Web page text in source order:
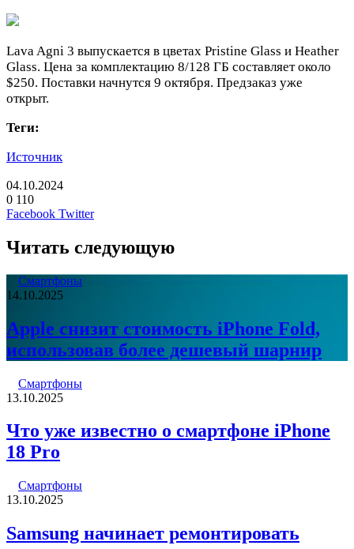
Lava Agni 3 выпускается в цветах Pristine Glass и Heather
Glass. Цена за комплектацию 8/128 ГБ составляет около
$250. Поставки начнутся 9 октября. Предзаказ уже
открыт.
Теги:
Источник
04.10.2024
0 110
Facebook TwitterLinkedIn
Pinterest
Вконтакте
Одноклассники
Skype
WhatsApp
Telegram
Viber
Читать следующую
Смартфоны
14.10.2025
Apple снизит стоимость iPhone Fold,
использовав более дешевый шарнир
Смартфоны
13.10.2025
Что уже известно о смартфоне iPhone
18 Pro
Смартфоны
13.10.2025
Samsung начинает ремонтировать